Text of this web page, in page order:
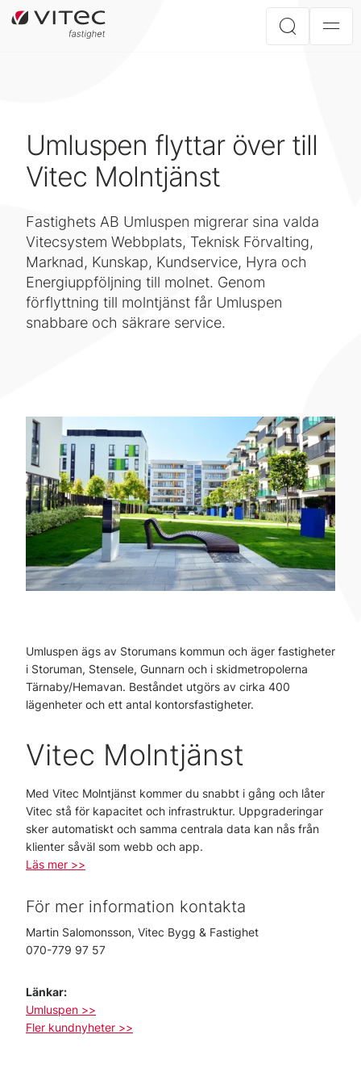
Umluspen flyttar över till
Vitec Molntjänst
Fastighets AB Umluspen migrerar sina valda
Vitecsystem Webbplats, Teknisk Förvalting,
Marknad, Kunskap, Kundservice, Hyra och
Energiuppföljning till molnet. Genom
förflyttning till molntjänst får Umluspen
snabbare och säkrare service.
Umluspen ägs av Storumans kommun och äger fastigheter
i Storuman, Stensele, Gunnarn och i skidmetropolerna
Tärnaby/Hemavan. Beståndet utgörs av cirka 400
lägenheter och ett antal kontorsfastigheter.
Vitec Molntjänst
Med Vitec Molntjänst kommer du snabbt i gång och låter
Vitec stå för kapacitet och infrastruktur. Uppgraderingar
sker automatiskt och samma centrala data kan nås från
klienter såväl som webb och app.
Läs mer >>
För mer information kontakta
Martin Salomonsson, Vitec Bygg & Fastighet
070-779 97 57
Länkar:
Umluspen >>
Fler kundnyheter >>